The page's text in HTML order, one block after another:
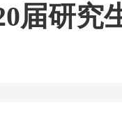
届研究